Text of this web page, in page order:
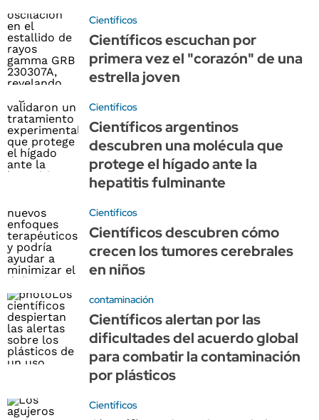
Científicos
Científicos escuchan por
primera vez el "corazón" de una
estrella joven
Científicos
Científicos argentinos
descubren una molécula que
protege el hígado ante la
hepatitis fulminante
Científicos
Científicos descubren cómo
crecen los tumores cerebrales
en niños
contaminación
Científicos alertan por las
dificultades del acuerdo global
para combatir la contaminación
por plásticos
Científicos